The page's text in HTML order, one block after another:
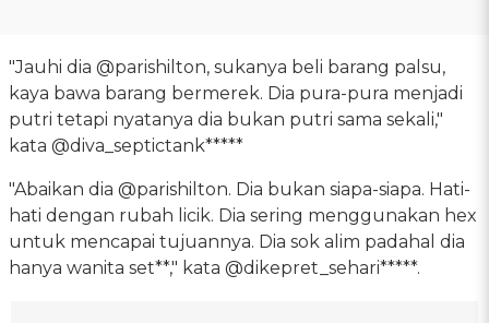
"Jauhi dia @parishilton, sukanya beli barang palsu,
kaya bawa barang bermerek. Dia pura-pura menjadi
putri tetapi nyatanya dia bukan putri sama sekali,"
kata @diva_septictank*****
"Abaikan dia @parishilton. Dia bukan siapa-siapa. Hati-
hati dengan rubah licik. Dia sering menggunakan hex
untuk mencapai tujuannya. Dia sok alim padahal dia
hanya wanita set**," kata @dikepret_sehari*****.